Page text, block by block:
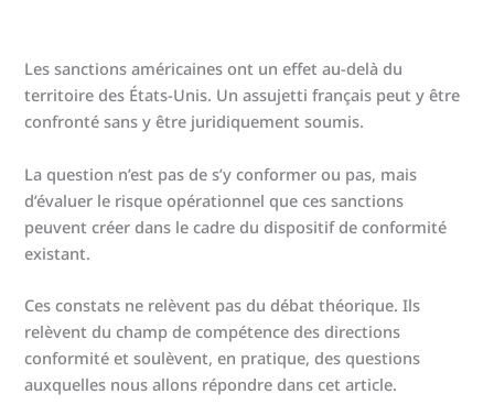
7. Le rôle de BeCLM
8. La liste OFAC : un risque à encadrer, pas une règle à
9. Le cas BNP Paribas (2014) — Le précédent le plus
connu de l’extraterritorialité américaine
Les sanctions américaines ont un effet au-delà du
territoire des États-Unis. Un assujetti français peut y être
confronté sans y être juridiquement soumis.
La question n’est pas de s’y conformer ou pas, mais
d’évaluer le risque opérationnel que ces sanctions
peuvent créer dans le cadre du dispositif de conformité
existant.
Ces constats ne relèvent pas du débat théorique. Ils
relèvent du champ de compétence des directions
conformité et soulèvent, en pratique, des questions
auxquelles nous allons répondre dans cet article.